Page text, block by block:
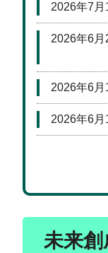
2026年7
2026年6
2026年6
2026年6
未来